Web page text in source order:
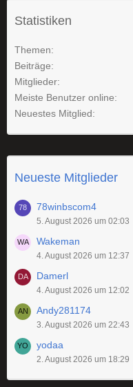
Statistiken
Themen
Beiträge
Mitglieder
Meiste Benutzer online
Neuestes Mitglied
Neueste Mitglieder
78winbscom4
5. August 2026 um 02:03
Wakeman
4. August 2026 um 12:37
Damerl
4. August 2026 um 12:02
Andy281174
3. August 2026 um 22:43
yodaa
2. August 2026 um 18:29